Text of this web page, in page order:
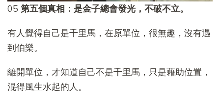
05 第五個真相：是金子總會發光，不破不立。
有人覺得自己是千里馬，在原單位，很無趣，沒有遇
到伯樂。
離開單位，才知道自己不是千里馬，只是藉助位置，
混得風生水起的人。